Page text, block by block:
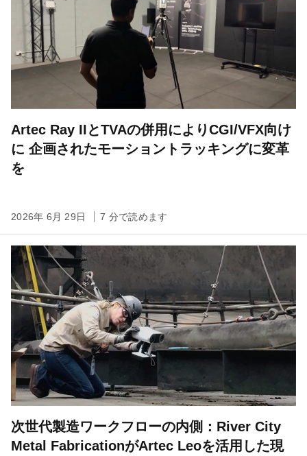
Artec Ray IIとTVAの併用によりCGI/VFX向け
に 企画されたモーショントラッキングに変革
を
2026年 6月 29日 7 分で読めます
次世代製造ワークフローの内側：River City
Metal FabricationがArtec Leoを活用した現